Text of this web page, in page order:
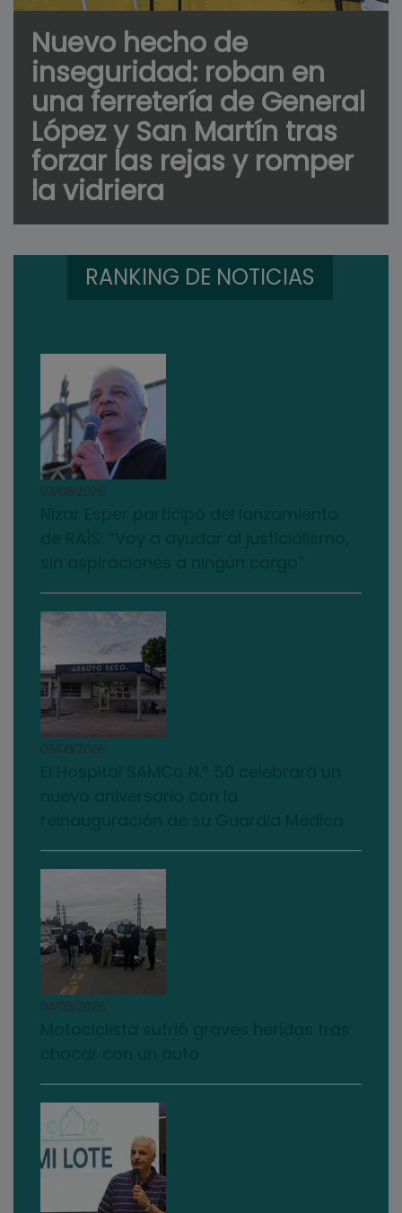
Nuevo hecho de
inseguridad: roban en
una ferretería de General
López y San Martín tras
forzar las rejas y romper
la vidriera
RANKING DE NOTICIAS
03/08/2026
03/08/2026
04/08/2026